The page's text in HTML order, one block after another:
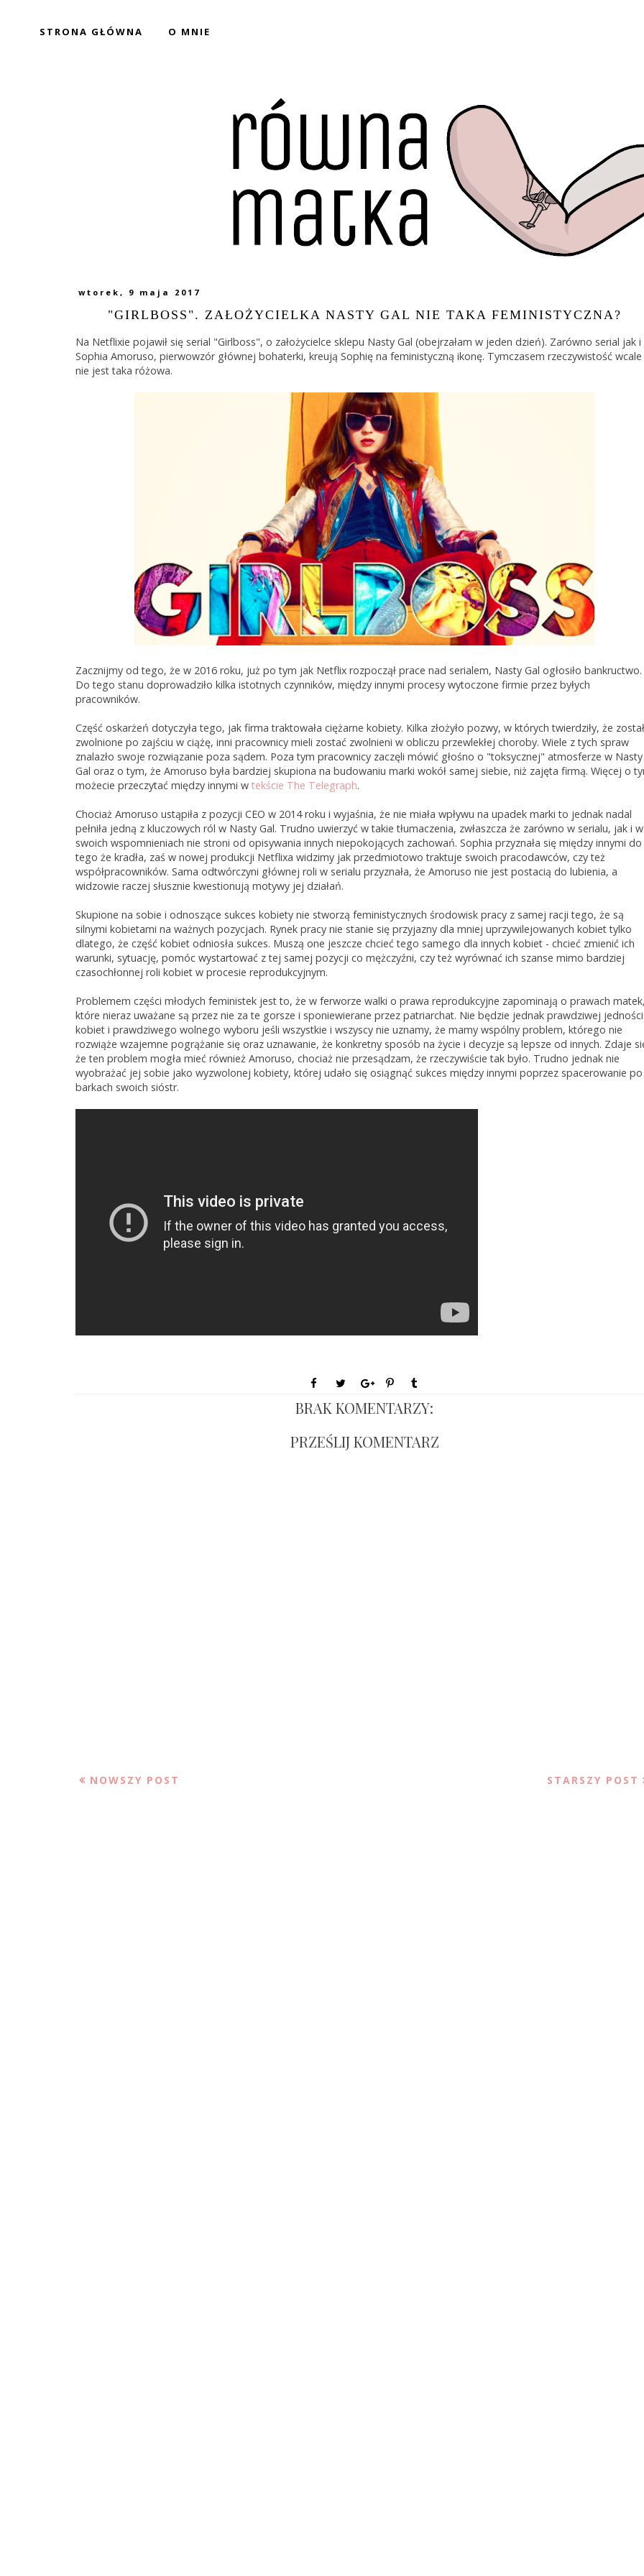
STRONA GŁÓWNA O MNIE
wtorek, 9 maja 2017
"GIRLBOSS". ZAŁOŻYCIELKA NASTY GAL NIE TAKA FEMINISTYCZNA?
Na Netflixie pojawił się serial "Girlboss", o założycielce sklepu Nasty Gal (obejrzałam w jeden dzień). Zarówno serial jak i
Sophia Amoruso, pierwowzór głównej bohaterki, kreują Sophię na feministyczną ikonę. Tymczasem rzeczywistość wcale
nie jest taka różowa.
Zacznijmy od tego, że w 2016 roku, już po tym jak Netflix rozpoczął prace nad serialem, Nasty Gal ogłosiło bankructwo.
Do tego stanu doprowadziło kilka istotnych czynników, między innymi procesy wytoczone firmie przez byłych
pracowników.
Część oskarżeń dotyczyła tego, jak firma traktowała ciężarne kobiety. Kilka złożyło pozwy, w których twierdziły, że
zwolnione po zajściu w ciążę, inni pracownicy mieli zostać zwolnieni w obliczu przewlekłej choroby. Wiele z tych spraw
znalazło swoje rozwiązanie poza sądem. Poza tym pracownicy zaczęli mówić głośno o "toksycznej" atmosferze w Nasty
Gal oraz o tym, że Amoruso była bardziej skupiona na budowaniu marki wokół samej siebie, niż zajęta firmą. Więcej o
możecie przeczytać między innymi w tekście The Telegraph.
Chociaż Amoruso ustąpiła z pozycji CEO w 2014 roku i wyjaśnia, że nie miała wpływu na upadek marki to jednak nadal
pełniła jedną z kluczowych ról w Nasty Gal. Trudno uwierzyć w takie tłumaczenia, zwłaszcza że zarówno w serialu, jak i w
swoich wspomnieniach nie stroni od opisywania innych niepokojących zachowań. Sophia przyznała się między innymi do
tego że kradła, zaś w nowej produkcji Netflixa widzimy jak przedmiotowo traktuje swoich pracodawców, czy też
współpracowników. Sama odtwórczyni głównej roli w serialu przyznała, że Amoruso nie jest postacią do lubienia, a
widzowie raczej słusznie kwestionują motywy jej działań.
Skupione na sobie i odnoszące sukces kobiety nie stworzą feministycznych środowisk pracy z samej racji tego, że są
silnymi kobietami na ważnych pozycjach. Rynek pracy nie stanie się przyjazny dla mniej uprzywilejowanych kobiet tylko
dlatego, że część kobiet odniosła sukces. Muszą one jeszcze chcieć tego samego dla innych kobiet - chcieć zmienić ich
warunki, sytuację, pomóc wystartować z tej samej pozycji co mężczyźni, czy też wyrównać ich szanse mimo bardziej
czasochłonnej roli kobiet w procesie reprodukcyjnym.
Problemem części młodych feministek jest to, że w ferworze walki o prawa reprodukcyjne zapominają o prawach matek,
które nieraz uważane są przez nie za te gorsze i sponiewierane przez patriarchat. Nie będzie jednak prawdziwej jedności
kobiet i prawdziwego wolnego wyboru jeśli wszystkie i wszyscy nie uznamy, że mamy wspólny problem, którego nie
rozwiąże wzajemne pogrążanie się oraz uznawanie, że konkretny sposób na życie i decyzje są lepsze od innych. Zdaje
że ten problem mogła mieć również Amoruso, chociaż nie przesądzam, że rzeczywiście tak było. Trudno jednak nie
wyobrażać jej sobie jako wyzwolonej kobiety, której udało się osiągnąć sukces między innymi poprzez spacerowanie po
barkach swoich sióstr.
BRAK KOMENTARZY:
PRZEŚLIJ KOMENTARZ
NOWSZY POST STARSZY POST